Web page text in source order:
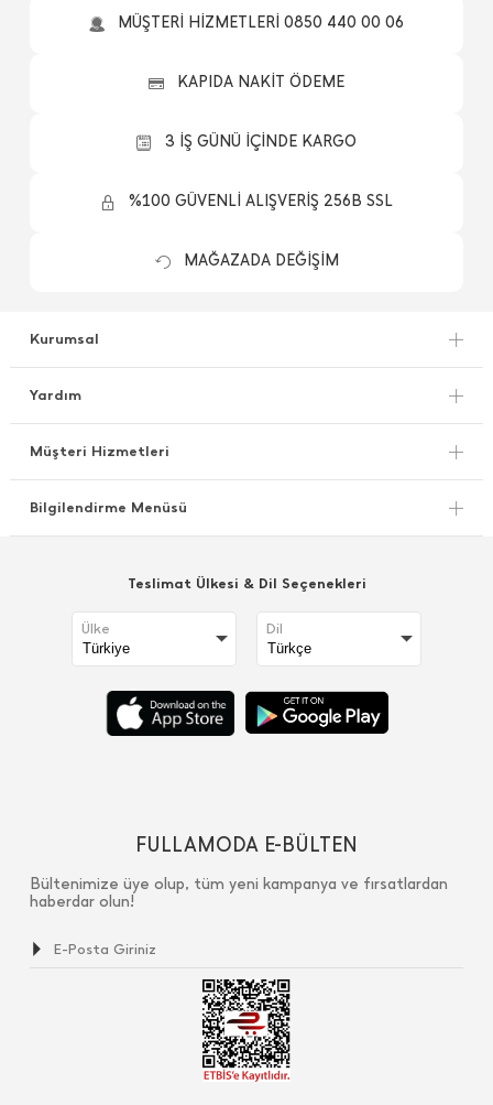
MÜŞTERİ HİZMETLERİ 0850 440 00 06
KAPIDA NAKİT ÖDEME
3 İŞ GÜNÜ İÇİNDE KARGO
%100 GÜVENLİ ALIŞVERİŞ 256B SSL
MAĞAZADA DEĞİŞİM
Kurumsal
Yardım
Müşteri Hizmetleri
Bilgilendirme Menüsü
Teslimat Ülkesi & Dil Seçenekleri
Ülke Dil
FULLAMODA E-BÜLTEN
Bültenimize üye olup, tüm yeni kampanya ve fırsatlardan
haberdar olun!